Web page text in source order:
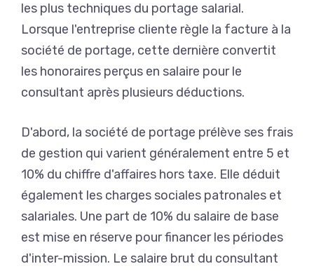
les plus techniques du portage salarial.
Lorsque l'entreprise cliente règle la facture à la
société de portage, cette dernière convertit
les honoraires perçus en salaire pour le
consultant après plusieurs déductions.
D'abord, la société de portage prélève ses frais
de gestion qui varient généralement entre 5 et
10% du chiffre d'affaires hors taxe. Elle déduit
également les charges sociales patronales et
salariales. Une part de 10% du salaire de base
est mise en réserve pour financer les périodes
d'inter-mission. Le salaire brut du consultant